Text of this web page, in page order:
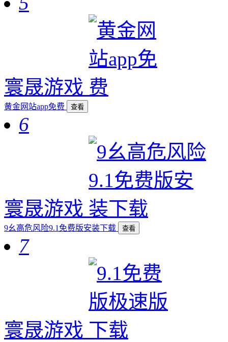
寰晟游戏
黄金网站app免费 查看
6
寰晟游戏
9幺高危风险9.1免费版安装下载 查看
7
寰晟游戏